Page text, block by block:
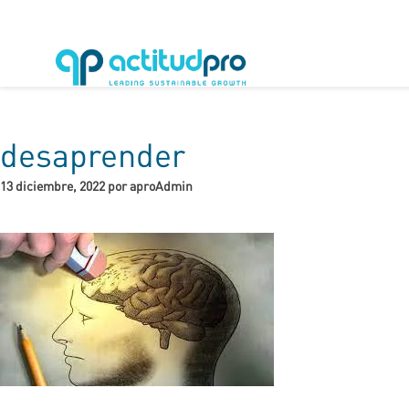
desaprender
13 diciembre, 2022 por aproAdmin